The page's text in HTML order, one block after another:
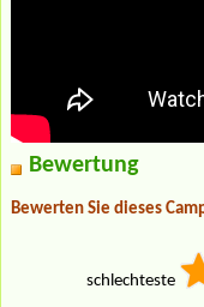
Bewertung
Bewerten Sie dieses
schlechteste